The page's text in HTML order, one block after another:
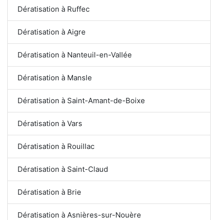
Dératisation à Ruffec
Dératisation à Aigre
Dératisation à Nanteuil-en-Vallée
Dératisation à Mansle
Dératisation à Saint-Amant-de-Boixe
Dératisation à Vars
Dératisation à Rouillac
Dératisation à Saint-Claud
Dératisation à Brie
Dératisation à Asnières-sur-Nouère